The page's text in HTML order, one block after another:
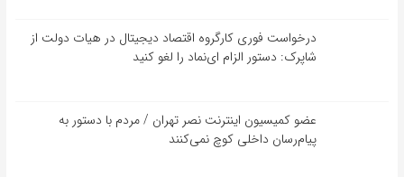
درخواست فوری کارگروه اقتصاد دیجیتال در هیات دولت از
شاپرک: دستور الزام ای‌نماد را لغو کنید
عضو کمیسیون اینترنت نصر تهران / مردم با دستور به
پیام‌رسان داخلی کوچ نمی‌کنند